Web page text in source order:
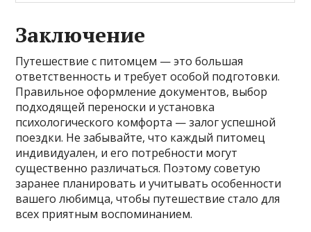
Заключение
Путешествие с питомцем — это большая
ответственность и требует особой подготовки.
Правильное оформление документов, выбор
подходящей переноски и установка
психологического комфорта — залог успешной
поездки. Не забывайте, что каждый питомец
индивидуален, и его потребности могут
существенно различаться. Поэтому советую
заранее планировать и учитывать особенности
вашего любимца, чтобы путешествие стало для
всех приятным воспоминанием.